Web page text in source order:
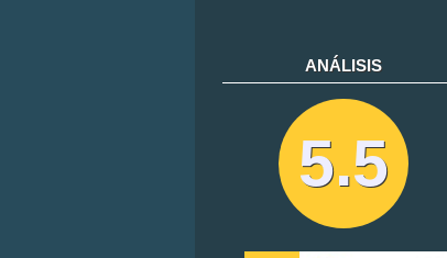
ANÁLISIS
5.5